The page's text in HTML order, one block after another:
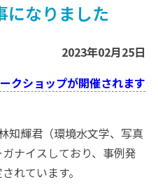
になりました
2023年02月25日
ークショップが開催されます
知輝君（環境水文学、写真
ナイスしており、事例発
れています。